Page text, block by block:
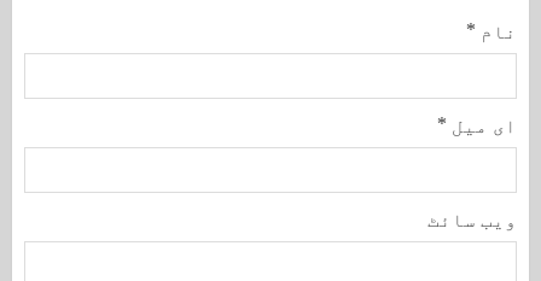
نام *
ای میل *
ویب‌ سائٹ